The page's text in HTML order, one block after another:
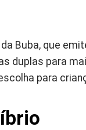
Buba, que
duplas para
para